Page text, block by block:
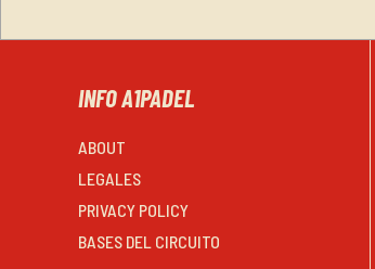
INFO A1PADEL
ABOUT
LEGALES
PRIVACY POLICY
BASES DEL CIRCUITO